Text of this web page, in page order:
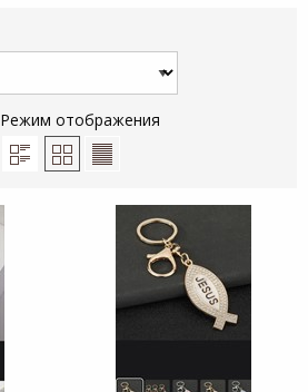
Режим отображения